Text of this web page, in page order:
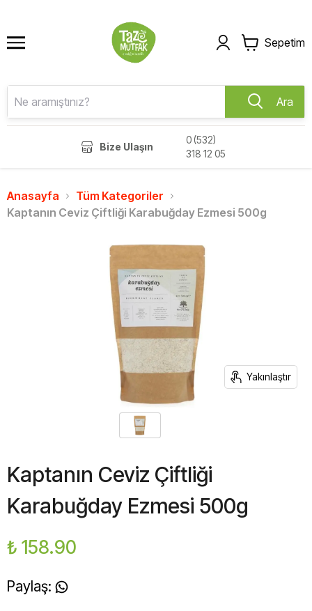
Sepetim
Ara
Bize Ulaşın
0 (532)
318 12 05
Anasayfa
Tüm Kategoriler
Kaptanın Ceviz Çiftliği Karabuğday Ezmesi 500g
Yakınlaştır
Kaptanın Ceviz Çiftliği
Karabuğday Ezmesi 500g
₺ 158.90
Paylaş: